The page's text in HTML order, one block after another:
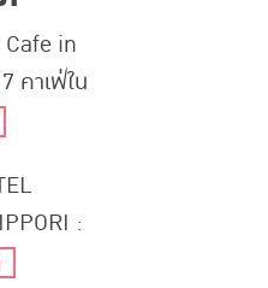
in
คาเฟ่ใน
าพร้อมกับ
:
น์อาร์ตเก๋ๆ